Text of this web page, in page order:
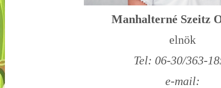
Manhalterné Szeitz
elnök
Tel: 06-30/363-
e-mail: